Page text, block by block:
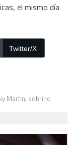
el mismo día
Twitter/X
Martin, sobrino